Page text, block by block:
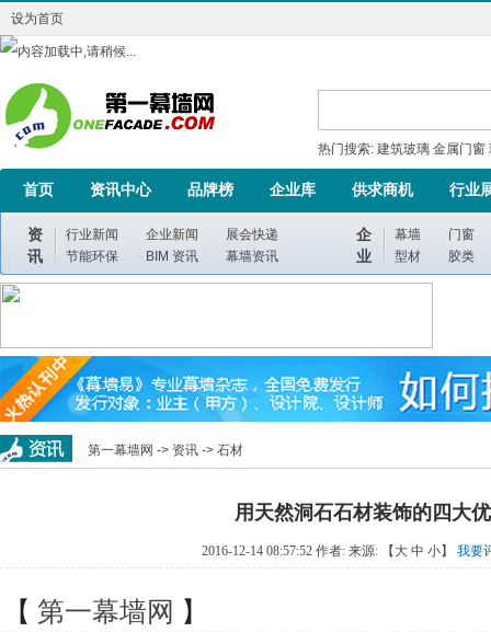
设为首页
热门搜索: 建筑玻璃 金属门窗
首页 资讯中心 品牌榜 企业库 供求商机 行业
资
讯
行业新闻 企业新闻
展会快递
节能环保
BIM 资讯 幕墙资讯
企
业
幕墙
门窗
型材
胶类
第一幕墙网 -> 资讯 -> 石材
用天然洞石石材装饰的四大
2016-12-14 08:57:52 作者: 来源: 【 大 中 小】我要
【 第一幕墙网 】